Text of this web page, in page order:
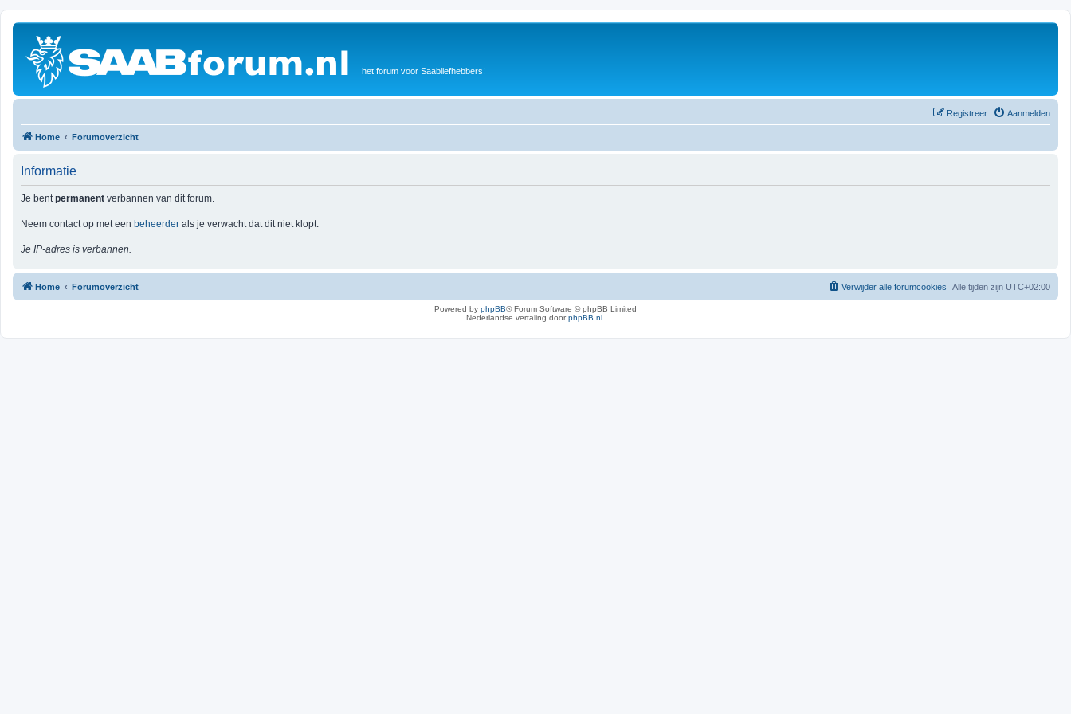
het forum voor Saabliefhebbers!
Aanmelden
Registreer
Home Forumoverzicht
Informatie
Je bentpermanent verbannen van dit forum.
Neem contact op met een beheerder als je verwacht dat dit niet klopt.
Je IP-adres is verbannen.
Home Forumoverzicht Alle tijden zijn UTC+02:00
Verwijder alle forumcookies
Powered by phpBB® Forum Software © phpBB Limited
Nederlandse vertaling doorphpBB.nl